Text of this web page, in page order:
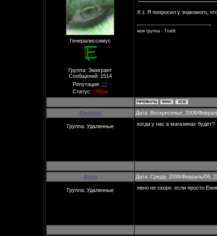
Генералиссимус
Группа: Эмигрант
Сообщений: 1514
Репутация: 22
Статус: Offline
Х.з. Я попросил у знакомого,
моя группа - Tratill
Raubtier Дата: Воскресенье, 2008/
Группа: Удаленные когда у нас в магазинах будет?
Artes Дата: Среда, 2008/Февраль/06,
Группа: Удаленные явно не скоро. если просто